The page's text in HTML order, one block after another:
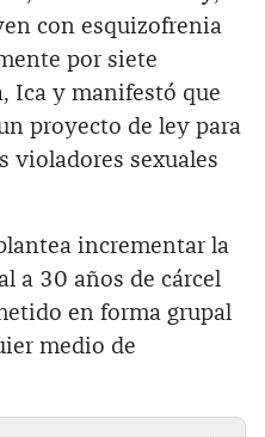
con esquizofrenia
por siete
Ica y manifestó que
proyecto de ley para
violadores sexuales
incrementar la
a 30 años de cárcel
en forma grupal
medio de